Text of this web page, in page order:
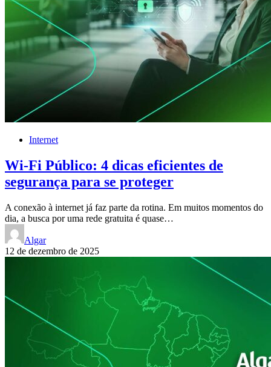
Internet
Wi-Fi Público: 4 dicas eficientes de
segurança para se proteger
A conexão à internet já faz parte da rotina. Em muitos momentos do
dia, a busca por uma rede gratuita é quase…
Algar
12 de dezembro de 2025